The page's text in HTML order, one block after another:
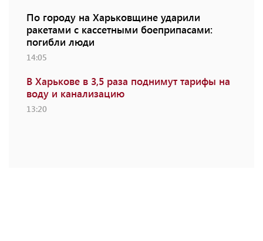
По городу на Харьковщине ударили
ракетами с кассетными боеприпасами:
погибли люди
14:05
В Харькове в 3,5 раза поднимут тарифы на
воду и канализацию
13:20